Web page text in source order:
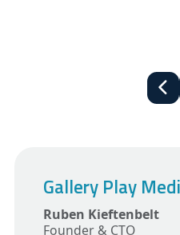
Gallery Play
Ruben Kieftenbelt
Founder & CTO